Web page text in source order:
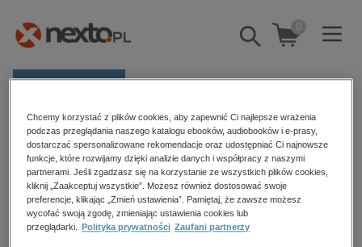
Pokaż/schowaj
wyszukiwarkę
0
Kategorie
Zobacz wszystkie E-prasa
budownictwo, aranżacja wnętrz
biznesowe, branżowe, gospodarka
Strona główna Paweł Rozenkiewicz
Paweł Rozenkiewicz
Chcemy korzystać z plików cookies, aby zapewnić Ci najlepsze wrażenia
podczas przeglądania naszego katalogu ebooków, audiobooków i e-prasy,
dostarczać spersonalizowane rekomendacje oraz udostępniać Ci najnowsze
funkcje, które rozwijamy dzięki analizie danych i współpracy z naszymi
partnerami. Jeśli zgadzasz się na korzystanie ze wszystkich plików cookies,
kliknij „Zaakceptuj wszystkie”. Możesz również dostosować swoje
preferencje, klikając „Zmień ustawienia”. Pamiętaj, że zawsze możesz
wycofać swoją zgodę, zmieniając ustawienia cookies lub
przeglądarki.
Polityka prywatności Zaufani partnerzy